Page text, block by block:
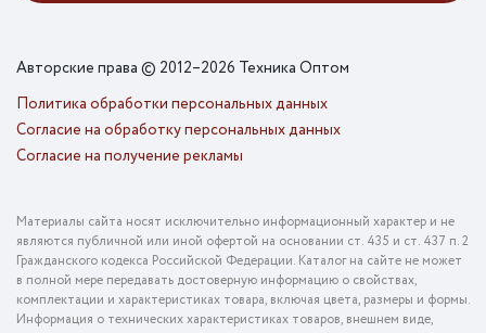
Авторские права © 2012–2026 Техника Оптом
Политика обработки персональных данных
Согласие на обработку персональных данных
Согласие на получение рекламы
Материалы сайта носят исключительно информационный характер и не
являются публичной или иной офертой на основании ст. 435 и ст. 437 п. 2
Гражданского кодекса Российской Федерации. Каталог на сайте не может
в полной мере передавать достоверную информацию о свойствах,
комплектации и характеристиках товара, включая цвета, размеры и формы.
Информация о технических характеристиках товаров, внешнем виде,